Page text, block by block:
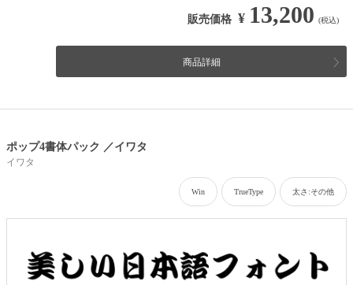
販売価格 ¥ 13,200 (税込)
商品詳細
ポップ4書体パック ／イワタ
イワタ
Win TrueType 太さ:その他